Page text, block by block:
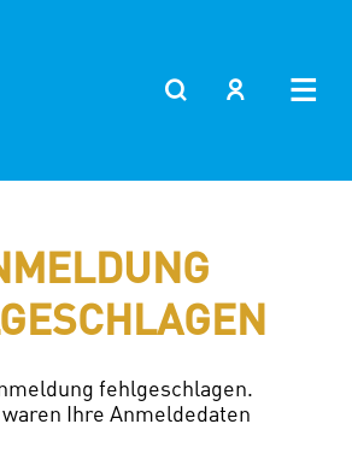
fehlgeschlagen.
Ihre Anmeldedaten